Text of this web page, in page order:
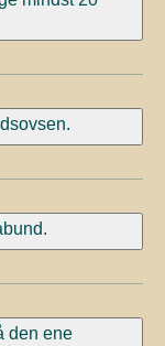
den ene